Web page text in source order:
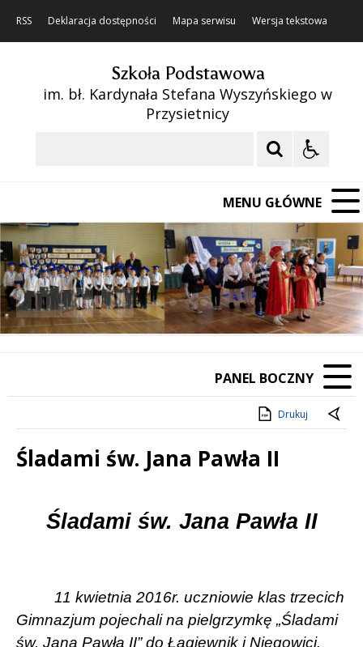
RSS Deklaracja dostępności Mapa serwisu Wersja tekstowa
Szkoła Podstawowa
im. bł. Kardynała Stefana Wyszyńskiego w
Przysietnicy
MENU GŁÓWNE
Poprzedni Element
Następny Element
❚❚
PANEL BOCZNY
Drukuj
Śladami św. Jana Pawła II
Śladami św. Jana Pawła II
11 kwietnia 2016r. uczniowie klas trzecich
Gimnazjum pojechali na pielgrzymkę „Śladami
św. Jana Pawła II” do Łagiewnik i Niegowici.